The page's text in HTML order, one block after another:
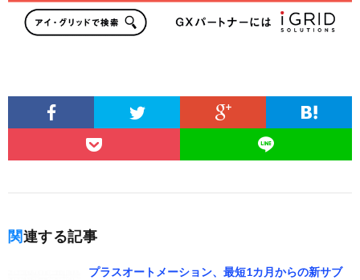
関連する記事
プラスオートメーション、最短1カ月からの新サブ